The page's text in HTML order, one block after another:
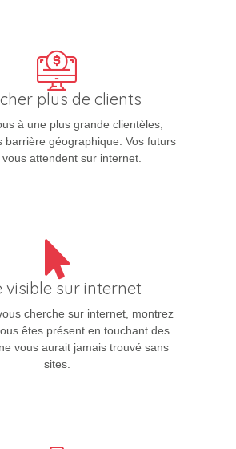
plus de clients
à une plus grande clientèles,
barrière géographique. Vos futurs
attendent sur internet.
visible sur internet
cherche sur internet, montrez
êtes présent en touchant des
vous aurait jamais trouvé sans
sites.